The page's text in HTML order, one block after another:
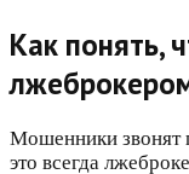
Как понять,
Мошенники звонят
это всегда